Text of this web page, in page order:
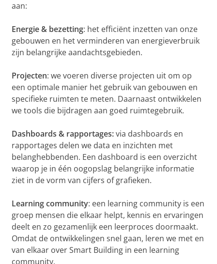
aan:
Energie & bezetting: het efficiënt inzetten van onze
gebouwen en het verminderen van energieverbruik
zijn belangrijke aandachtsgebieden.
Projecten: we voeren diverse projecten uit om op
een optimale manier het gebruik van gebouwen en
specifieke ruimten te meten. Daarnaast ontwikkelen
we tools die bijdragen aan goed ruimtegebruik.
Dashboards & rapportages:via dashboards en
rapportages delen we data en inzichten met
belanghebbenden. Een dashboard is een overzicht
waarop je in één oogopslag belangrijke informatie
ziet in de vorm van cijfers of grafieken.
Learning community: een learning community is een
groep mensen die elkaar helpt, kennis en ervaringen
deelt en zo gezamenlijk een leerproces doormaakt.
Omdat de ontwikkelingen snel gaan, leren we met en
van elkaar over Smart Building in een learning
community.